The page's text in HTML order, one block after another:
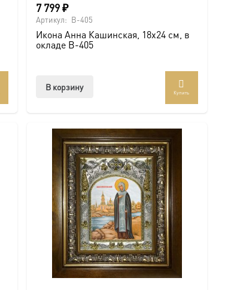
7 799₽
Артикул: B-405
Икона Анна Кашинская, 18х24 см, в
окладе B-405
В корзину
Купить